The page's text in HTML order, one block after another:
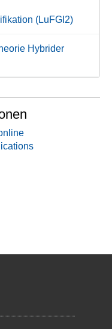
(LuFGI2)
Hybrider